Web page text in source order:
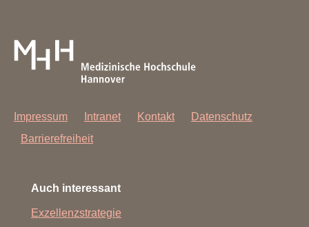
Impressum Intranet Kontakt
Datenschutz
Barrierefreiheit
Auch interessant
Exzellenzstrategie